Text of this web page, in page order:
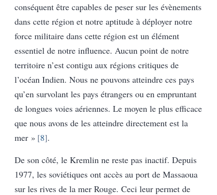
conséquent être capables de peser sur les évènements
dans cette région et notre aptitude à déployer notre
force militaire dans cette région est un élément
essentiel de notre influence. Aucun point de notre
territoire n’est contigu aux régions critiques de
l’océan Indien. Nous ne pouvons atteindre ces pays
qu’en survolant les pays étrangers ou en empruntant
de longues voies aériennes. Le moyen le plus efficace
que nous avons de les atteindre directement est la
mer » 8 .
De son côté, le Kremlin ne reste pas inactif. Depuis
1977, les soviétiques ont accès au port de Massaoua
sur les rives de la mer Rouge. Ceci leur permet de